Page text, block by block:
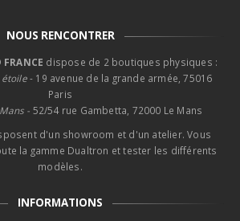
NOUS RENCONTRER
dispose de 2 boutiques physiques :
étoile- 19 avenue de la grande armée, 75016
Paris
- 52/54 rue Gambetta, 72000 Le Mans
d'un showroom et d'un atelier. Vous
la gamme Dualtron et tester les différents
modèles.
INFORMATIONS